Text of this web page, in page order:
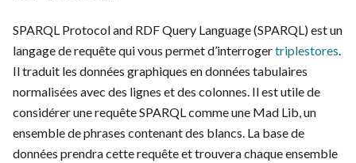
SPARQL Protocol and RDF Query Language (SPARQL) est un
langage de requête qui vous permet d’interrogertriplestores.
Il traduit les données graphiques en données tabulaires
normalisées avec des lignes et des colonnes. Il est utile de
considérer une requête SPARQL comme une Mad Lib, un
ensemble de phrases contenant des blancs. La base de
données prendra cette requête et trouvera chaque ensemble